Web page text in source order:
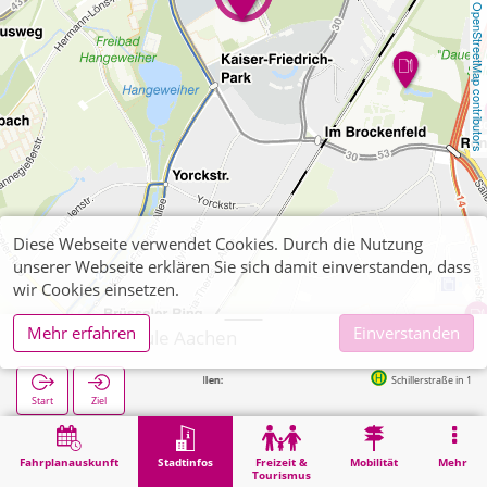
OpenStreetMap contributors
Fahrplanauskunft Stadtinfos
Freizeit &
Tourismus
Mobilität Mehr
Waldorfschule Aachen
Start Ziel
Nächste Haltestellen: Schillerstraße in 190m
Stadtinfos Waldorfschule Aachen
Diese Webseite verwendet Cookies. Durch die Nutzung
unserer Webseite erklären Sie sich damit einverstanden, dass
wir Cookies einsetzen.
Mehr erfahren
Einverstanden